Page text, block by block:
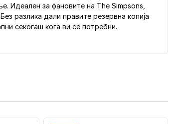
Идеален за фановите на The Simpsons,
разлика дали правите резервна копија
секогаш кога ви се потребни.